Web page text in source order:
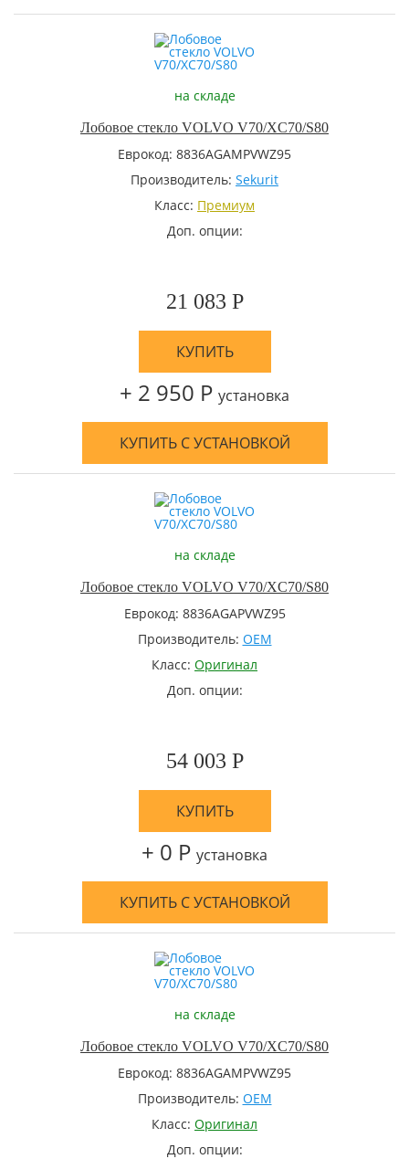
на складе
Лобовое стекло VOLVO V70/XC70/S80
Еврокод: 8836AGAMPVWZ95
Производитель: Sekurit
Класс: Премиум
Доп. опции:
21 083 Р
КУПИТЬ
+ 2 950 Р установка
КУПИТЬ С УСТАНОВКОЙ
на складе
Лобовое стекло VOLVO V70/XC70/S80
Еврокод: 8836AGAPVWZ95
Производитель: OEM
Класс: Оригинал
Доп. опции:
54 003 Р
КУПИТЬ
+ 0 Р установка
КУПИТЬ С УСТАНОВКОЙ
на складе
Лобовое стекло VOLVO V70/XC70/S80
Еврокод: 8836AGAMPVWZ95
Производитель: OEM
Класс: Оригинал
Доп. опции: